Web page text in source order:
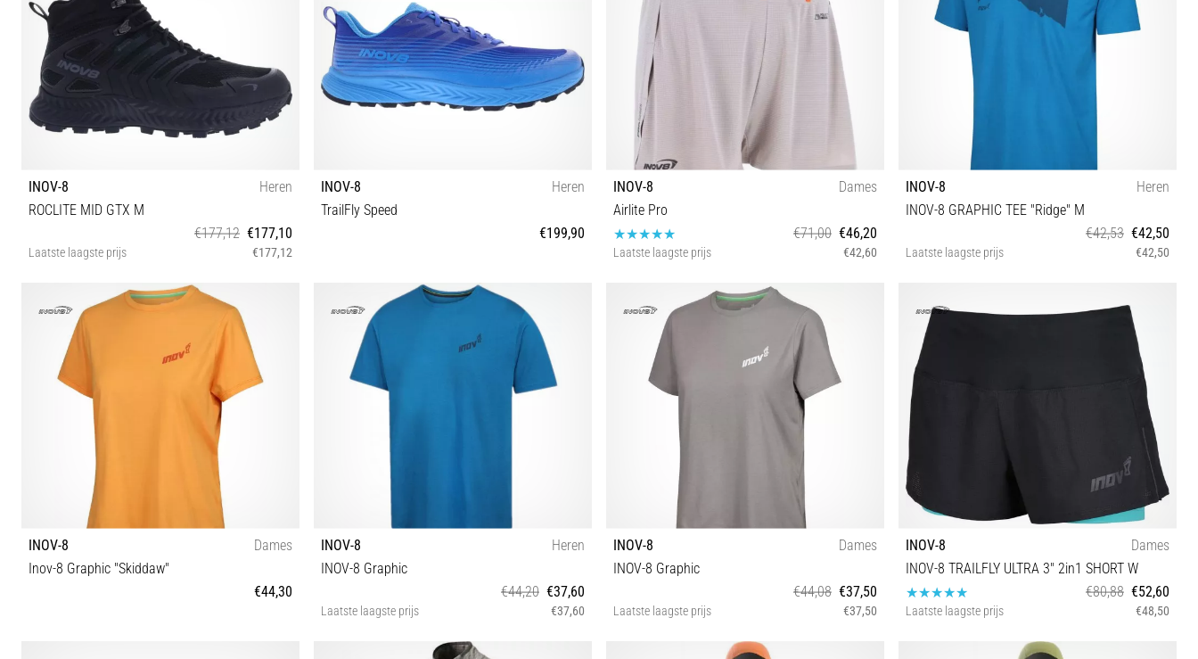
INOV-8
Heren
ROCLITE MID GTX M
€177,12 €177,10
Laatste laagste prijs €177,12
40½
INOV-8
Heren
TrailFly Speed
€199,90
43 44½ 45½
INOV-8
Dames
Airlite Pro
€71,00 €46,20
Laatste laagste prijs €42,60
40
INOV-8
Heren
INOV-8 GRAPHIC TEE "Ridge" M
€42,53 €42,50
Laatste laagste prijs €42,50
INOV-8
Dames
Inov-8 Graphic "Skiddaw"
€44,30
INOV-8
Heren
INOV-8 Graphic
€44,20 €37,60
Laatste laagste prijs €37,60
INOV-8
Dames
INOV-8 Graphic
€44,08 €37,50
Laatste laagste prijs €37,50
INOV-8
Dames
INOV-8 TRAILFLY ULTRA 3" 2in1 SHORT W
€80,88 €52,60
Laatste laagste prijs €48,50